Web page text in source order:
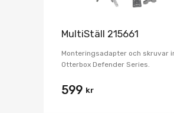
MultiStäll 215661
Monteringsadapter och skruvar
Otterbox Defender Series.
599 kr